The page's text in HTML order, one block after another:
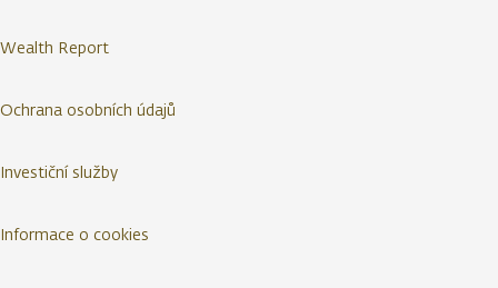
Wealth Report
Ochrana osobních údajů
Investiční služby
Informace o cookies